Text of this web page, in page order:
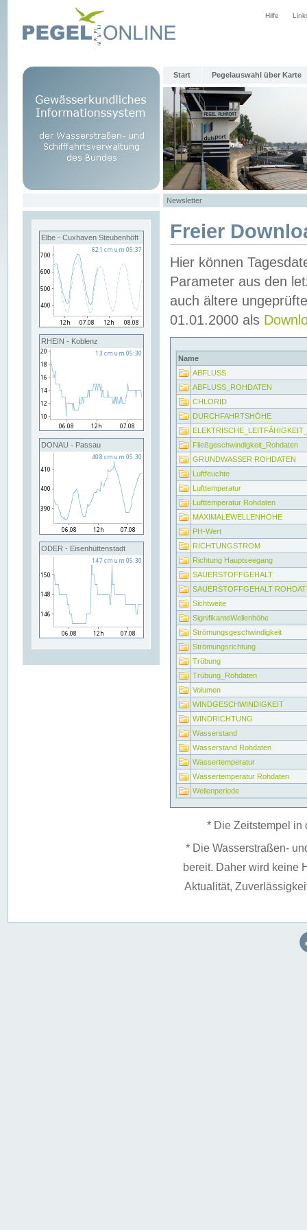
Hilfe
Start Pegelauswahl über Karte
Newsletter
Elbe - Cuxhaven Steubenhöft
RHEIN - Koblenz
DONAU - Passau
ODER - Eisenhüttenstadt
Freier
Hier können
Parameter aus den
auch ältere
01.01.2000 als
Name
ABFLUSS
ABFLUSS_ROHDATEN
CHLORID
DURCHFAHRTSHÖHE
Fließgeschwindigkeit_Rohdaten
GRUNDWASSER ROHDATEN
Luftfeuchte
Lufttemperatur
Lufttemperatur Rohdaten
MAXIMALEWELLENHÖHE
PH-Wert
RICHTUNGSTROM
Richtung Hauptseegang
SAUERSTOFFGEHALT
SAUERSTOFFGEHALT
Sichtweite
SignifikanteWellenhöhe
Strömungsgeschwindigkeit
Strömungsrichtung
Trübung
Trübung_Rohdaten
Volumen
WINDGESCHWINDIGKEIT
WINDRICHTUNG
Wasserstand
Wasserstand Rohdaten
Wassertemperatur
Wassertemperatur Rohdaten
Wellenperiode
* Die Zeitstempel in
* Die Wasserstraßen-
bereit. Daher wird keine
Aktualität,